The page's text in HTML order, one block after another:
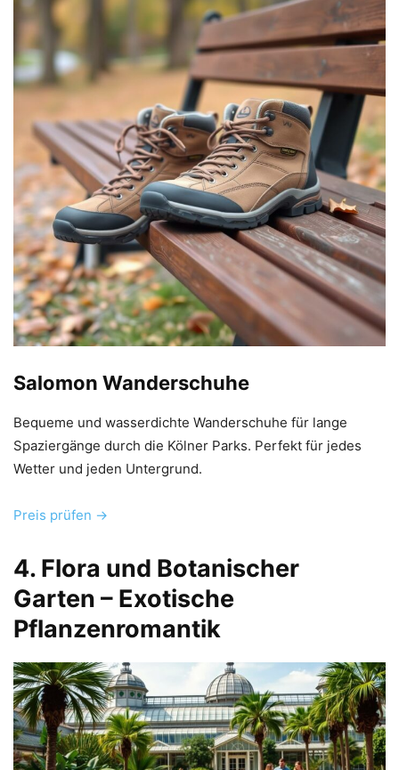
Salomon Wanderschuhe
Bequeme und wasserdichte Wanderschuhe für lange
Spaziergänge durch die Kölner Parks. Perfekt für jedes
Wetter und jeden Untergrund.
Preis prüfen →
4. Flora und Botanischer
Garten – Exotische
Pflanzenromantik